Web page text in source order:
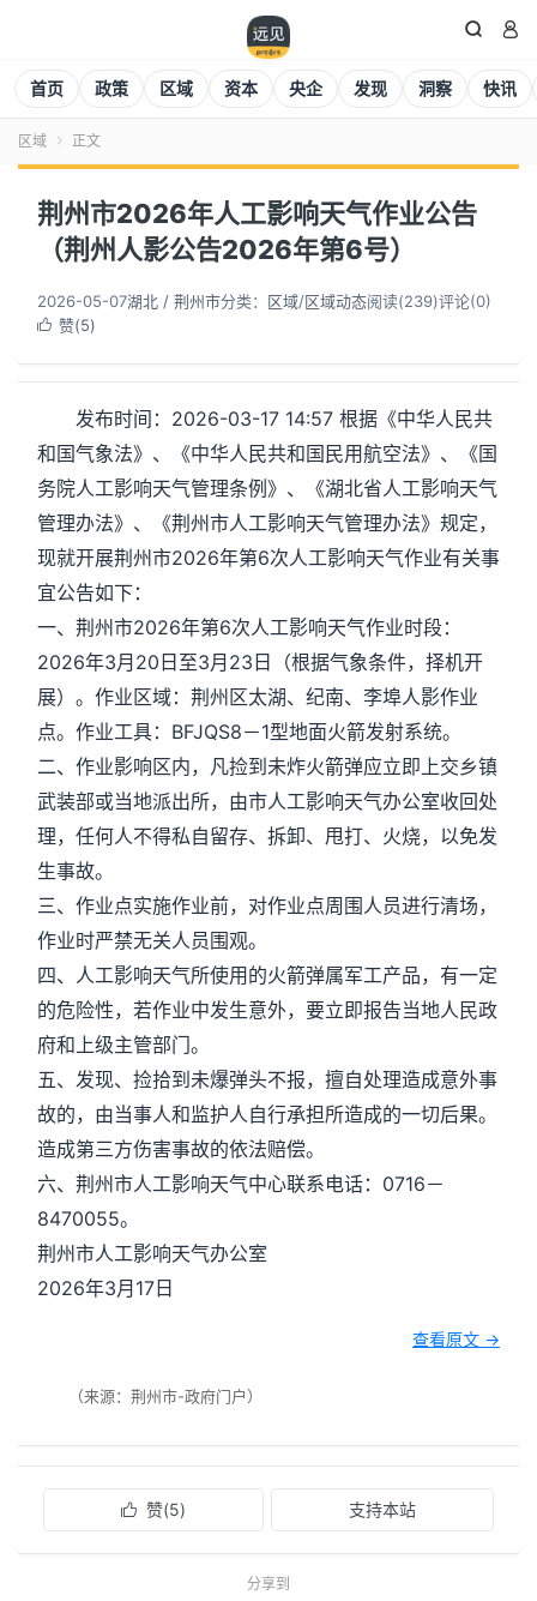
 
首页 政策 区域 资本 央企 发现 洞察 快讯
区域  正文
荆州市2026年人工影响天气作业公告
（荆州人影公告2026年第6号）
2026-05-07湖北 / 荆州市分类： 区域/区域动态阅读(239)评论(0)
 赞(5)
发布时间：2026-03-17 14:57 根据《中华人民共
和国气象法》、《中华人民共和国民用航空法》、《国
务院人工影响天气管理条例》、《湖北省人工影响天气
管理办法》、《荆州市人工影响天气管理办法》规定，
现就开展荆州市2026年第6次人工影响天气作业有关事
宜公告如下：
一、荆州市2026年第6次人工影响天气作业时段：
2026年3月20日至3月23日（根据气象条件，择机开
展）。作业区域：荆州区太湖、纪南、李埠人影作业
点。作业工具：BFJQS8－1型地面火箭发射系统。
二、作业影响区内，凡捡到未炸火箭弹应立即上交乡镇
武装部或当地派出所，由市人工影响天气办公室收回处
理，任何人不得私自留存、拆卸、甩打、火烧，以免发
生事故。
三、作业点实施作业前，对作业点周围人员进行清场，
作业时严禁无关人员围观。
四、人工影响天气所使用的火箭弹属军工产品，有一定
的危险性，若作业中发生意外，要立即报告当地人民政
府和上级主管部门。
五、发现、捡拾到未爆弹头不报，擅自处理造成意外事
故的，由当事人和监护人自行承担所造成的一切后果。
造成第三方伤害事故的依法赔偿。
六、荆州市人工影响天气中心联系电话：0716－
8470055。
荆州市人工影响天气办公室
2026年3月17日
查看原文 →
（来源：荆州市-政府门户）
 赞(5) 支持本站
分享到